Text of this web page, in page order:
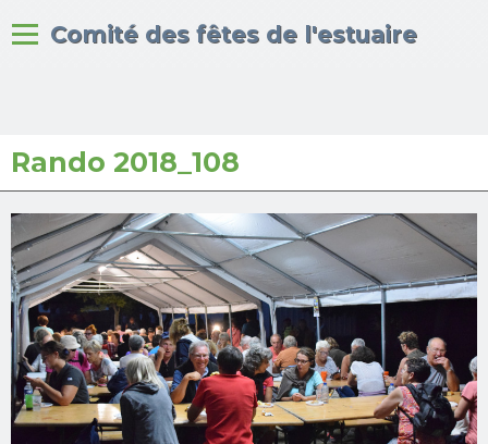
Comité des fêtes de l'estuaire
Accueil
Rando 2018_108